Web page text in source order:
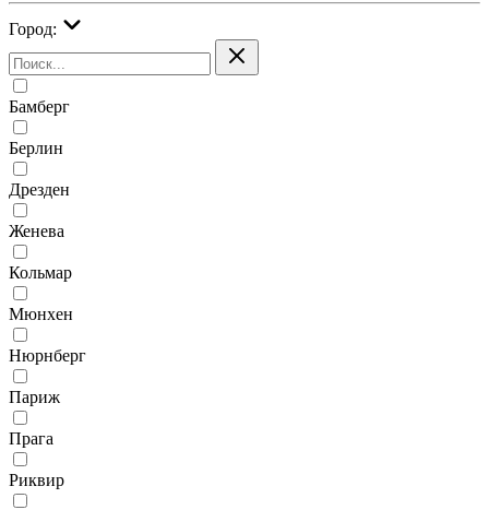
Город:
Бамберг
Берлин
Дрезден
Женева
Кольмар
Мюнхен
Нюрнберг
Париж
Прага
Риквир